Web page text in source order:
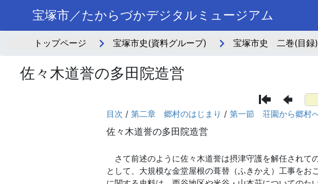
宝塚市／たからづかデジタルミュージアム
トップページ 宝塚市史(資料グループ) 宝塚市史 二巻(目録)
佐々木道誉の多田院造営